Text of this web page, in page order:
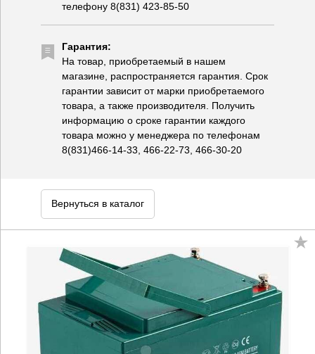
телефону 8(831) 423-85-50
Гарантия:
На товар, приобретаемый в нашем
магазине, распространяется гарантия. Срок
гарантии зависит от марки приобретаемого
товара, а также производителя. Получить
информацию о сроке гарантии каждого
товара можно у менеджера по телефонам
8(831)466-14-33, 466-22-73, 466-30-20
Вернуться в каталог